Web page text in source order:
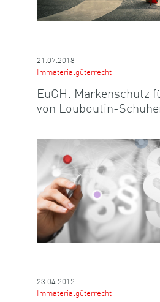
21.07.2018
Immaterialgüterrecht
EuGH: Markenschutz
von Louboutin-
23.04.2012
Immaterialgüterrecht